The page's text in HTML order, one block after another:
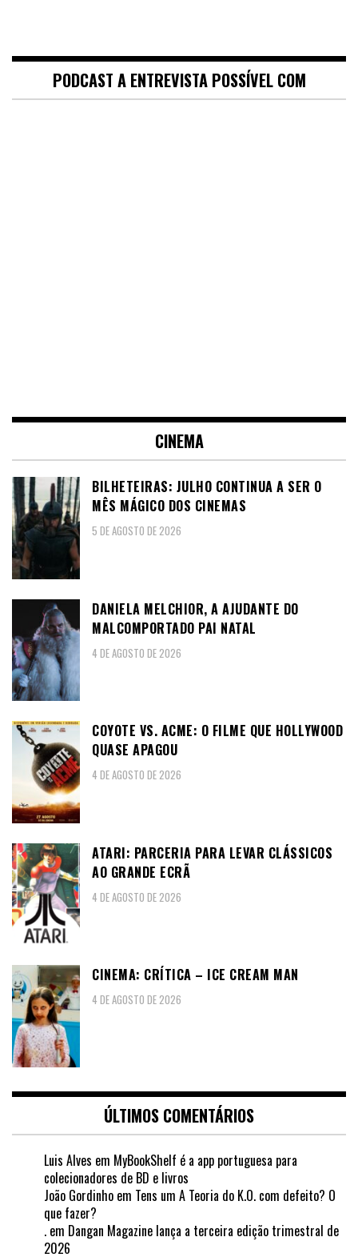
PODCAST A ENTREVISTA POSSÍVEL COM
CINEMA
BILHETEIRAS: JULHO CONTINUA A SER O
MÊS MÁGICO DOS CINEMAS
5 DE AGOSTO DE 2026
DANIELA MELCHIOR, A AJUDANTE DO
MALCOMPORTADO PAI NATAL
4 DE AGOSTO DE 2026
COYOTE VS. ACME: O FILME QUE HOLLYWOOD
QUASE APAGOU
4 DE AGOSTO DE 2026
ATARI: PARCERIA PARA LEVAR CLÁSSICOS
AO GRANDE ECRÃ
4 DE AGOSTO DE 2026
CINEMA: CRÍTICA – ICE CREAM MAN
4 DE AGOSTO DE 2026
ÚLTIMOS COMENTÁRIOS
Luis Alves em MyBookShelf é a app portuguesa para
colecionadores de BD e livros
João Gordinho em Tens um A Teoria do K.O. com defeito? O
que fazer?
. em Dangan Magazine lança a terceira edição trimestral de
2026